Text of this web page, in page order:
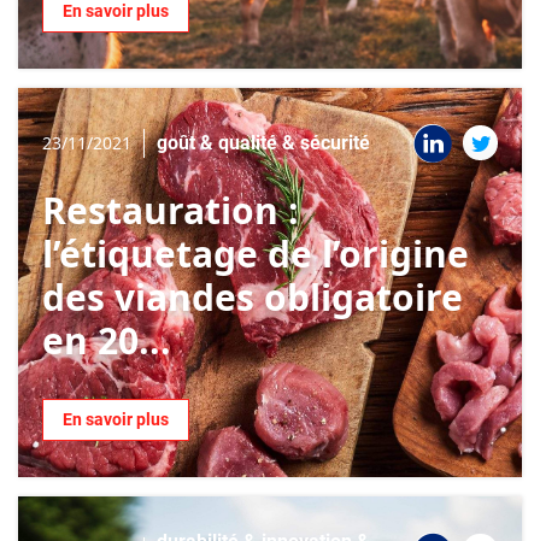
En savoir plus
23/11/2021 goût & qualité & sécurité
Restauration :
l’étiquetage de l’origine
des viandes obligatoire
en 20...
En savoir plus